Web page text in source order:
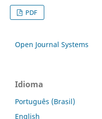
PDF
Open Journal Systems
Idioma
Português (Brasil)
English